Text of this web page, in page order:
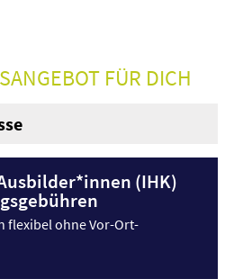
FÜR DICH
(IHK)
flexibel ohne Vor-Ort-